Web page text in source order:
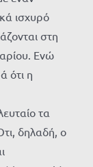
ισχυρό
στη
Ενώ
ότι η
τα
δηλαδή, ο